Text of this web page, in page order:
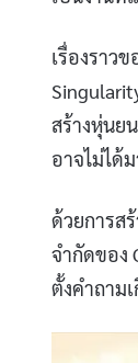
เรื่องราว
สร้างหุ่นย
อาจไม่ได้
ด้วยการส
จำกัดของ
ตั้งคำถาม